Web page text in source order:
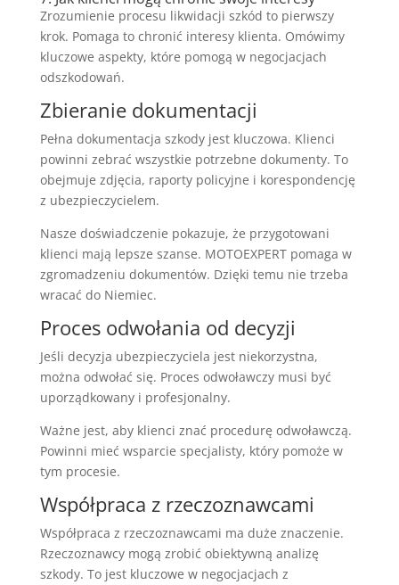
Zrozumienie procesu likwidacji szkód to pierwszy
krok. Pomaga to chronić interesy klienta. Omówimy
kluczowe aspekty, które pomogą w negocjacjach
odszkodowań.
Zbieranie dokumentacji
Pełna dokumentacja szkody jest kluczowa. Klienci
powinni zebrać wszystkie potrzebne dokumenty. To
obejmuje zdjęcia, raporty policyjne i korespondencję
z ubezpieczycielem.
Nasze doświadczenie pokazuje, że przygotowani
klienci mają lepsze szanse. MOTOEXPERT pomaga w
zgromadzeniu dokumentów. Dzięki temu nie trzeba
wracać do Niemiec.
Proces odwołania od decyzji
Jeśli decyzja ubezpieczyciela jest niekorzystna,
można odwołać się. Proces odwoławczy musi być
uporządkowany i profesjonalny.
Ważne jest, aby klienci znać procedurę odwoławczą.
Powinni mieć wsparcie specjalisty, który pomoże w
tym procesie.
Współpraca z rzeczoznawcami
Współpraca z rzeczoznawcami ma duże znaczenie.
Rzeczoznawcy mogą zrobić obiektywną analizę
szkody. To jest kluczowe w negocjacjach z